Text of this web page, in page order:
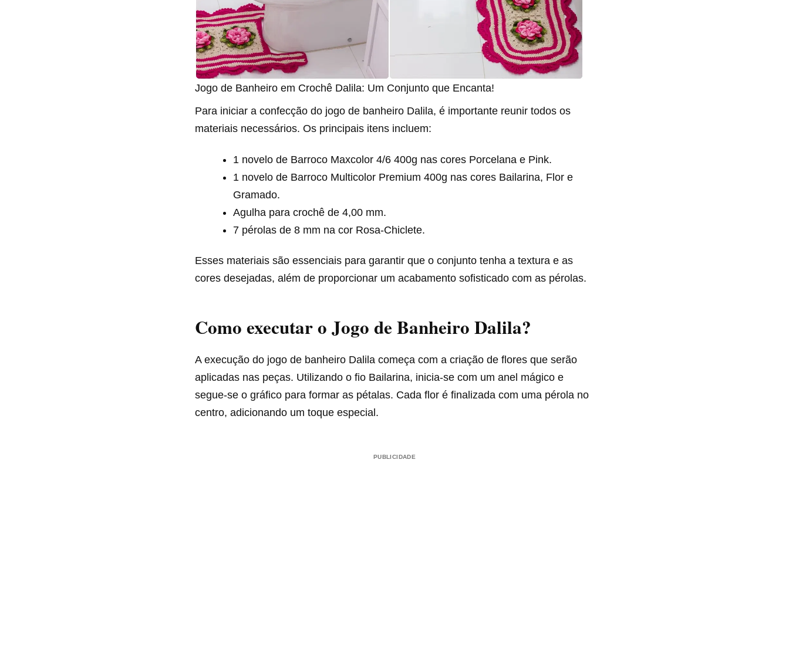
Jogo de Banheiro em Crochê Dalila: Um Conjunto que Encanta!
Para iniciar a confecção do jogo de banheiro Dalila, é importante reunir todos os
materiais necessários. Os principais itens incluem:
1 novelo de Barroco Maxcolor 4/6 400g nas cores Porcelana e Pink.
1 novelo de Barroco Multicolor Premium 400g nas cores Bailarina, Flor e
Gramado.
Agulha para crochê de 4,00 mm.
7 pérolas de 8 mm na cor Rosa-Chiclete.
Esses materiais são essenciais para garantir que o conjunto tenha a textura e as
cores desejadas, além de proporcionar um acabamento sofisticado com as pérolas.
Como executar o Jogo de Banheiro Dalila?
A execução do jogo de banheiro Dalila começa com a criação de flores que serão
aplicadas nas peças. Utilizando o fio Bailarina, inicia-se com um anel mágico e
segue-se o gráfico para formar as pétalas. Cada flor é finalizada com uma pérola no
centro, adicionando um toque especial.
PUBLICIDADE